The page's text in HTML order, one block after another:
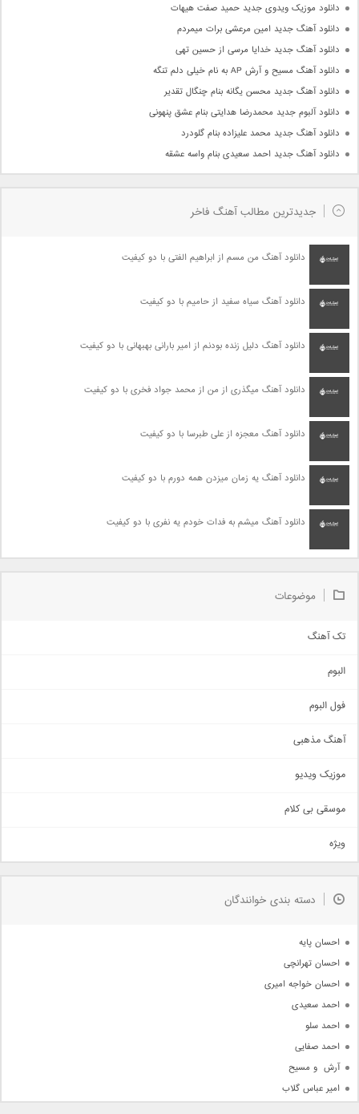
دانلود موزیک ویدوی جدید حمید صفت هیهات
دانلود آهنگ جدید امین مرعشی برات میمردم
دانلود آهنگ جدید خدایا مرسی از حسین تهی
دانلود آهنگ مسیح و آرش AP به نام خیلی دلم تنگه
دانلود آهنگ جدید محسن یگانه بنام چنگال تقدیر
دانلود آلبوم جدید محمدرضا هدایتی بنام عشق پنهونی
دانلود آهنگ جدید محمد علیزاده بنام گلودرد
دانلود آهنگ جدید احمد سعیدی بنام واسه عشقه
جدیدترین مطالب آهنگ فاخر
دانلود آهنگ من مسم از ابراهیم الفتی با دو کیفیت
دانلود آهنگ سیاه سفید از حامیم با دو کیفیت
دانلود آهنگ دلیل زنده بودنم از امیر بارانی بهبهانی با دو کیفیت
دانلود آهنگ میگذری از من از محمد جواد فخری با دو کیفیت
دانلود آهنگ معجزه از علی طبرسا با دو کیفیت
دانلود آهنگ یه زمان میزدن همه دورم با دو کیفیت
دانلود آهنگ میشم به فدات خودم یه نفری با دو کیفیت
موضوعات
تک آهنگ
اجتماعی
حماسی
سنتی
اهنگ بندرعباسی
دمو
مذهبی
جدیدترین ها
البوم
فول البوم
آهنگ مذهبی
موزیک ویدیو
موسقی بی کلام
ویژه
دسته بندی خوانندگان
احسان پایه
احسان تهرانچی
احسان خواجه امیری
احمد سعیدی
احمد سلو
احمد صفایی
آرش  و مسیح
امیر عباس گلاب